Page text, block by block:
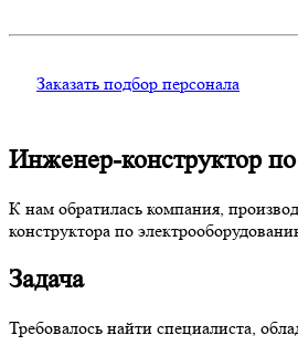
Заказать подбор персонала
Инженер-конструктор
К нам обратилась компания,
конструктора по
Задача
Требовалось найти специалиста,